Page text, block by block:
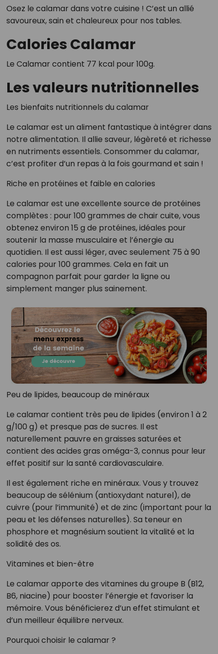
Osez le calamar dans votre cuisine ! C’est un allié
savoureux, sain et chaleureux pour nos tables.
Calories Calamar
Le Calamar contient 77 kcal pour 100g.
Les valeurs nutritionnelles
Les bienfaits nutritionnels du calamar
Le calamar est un aliment fantastique à intégrer dans
notre alimentation. Il allie saveur, légèreté et richesse
en nutriments essentiels. Consommer du calamar,
c’est profiter d’un repas à la fois gourmand et sain !
Riche en protéines et faible en calories
Le calamar est une excellente source de protéines
complètes : pour 100 grammes de chair cuite, vous
obtenez environ 15 g de protéines, idéales pour
soutenir la masse musculaire et l’énergie au
quotidien. Il est aussi léger, avec seulement 75 à 90
calories pour 100 grammes. Cela en fait un
compagnon parfait pour garder la ligne ou
simplement manger plus sainement.
Peu de lipides, beaucoup de minéraux
Le calamar contient très peu de lipides (environ 1 à 2
g/100 g) et presque pas de sucres. Il est
naturellement pauvre en graisses saturées et
contient des acides gras oméga-3, connus pour leur
effet positif sur la santé cardiovasculaire.
Il est également riche en minéraux. Vous y trouvez
beaucoup de sélénium (antioxydant naturel), de
cuivre (pour l’immunité) et de zinc (important pour la
peau et les défenses naturelles). Sa teneur en
phosphore et magnésium soutient la vitalité et la
solidité des os.
Vitamines et bien-être
Le calamar apporte des vitamines du groupe B (B12,
B6, niacine) pour booster l’énergie et favoriser la
mémoire. Vous bénéficierez d’un effet stimulant et
d’un meilleur équilibre nerveux.
Pourquoi choisir le calamar ?